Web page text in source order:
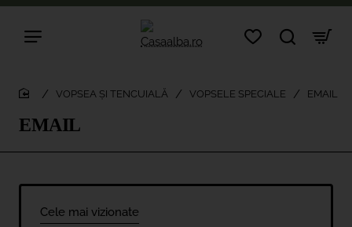
EMAIL
VOPSEA ȘI TENCUIALĂ VOPSELE SPECIALE EMAIL
Cele mai vizionate